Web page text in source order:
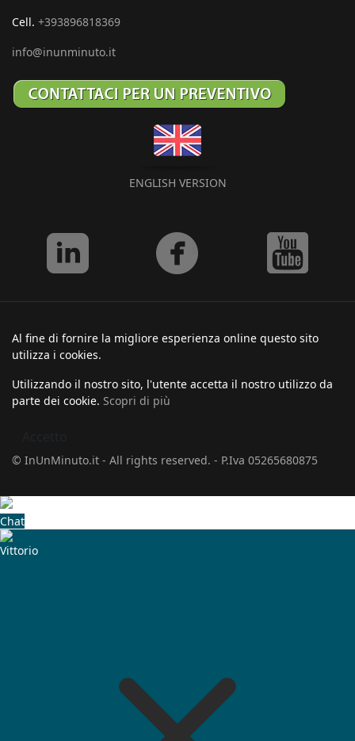
Cell. +393896818369
info@inunminuto.it
ENGLISH VERSION
Al fine di fornire la migliore esperienza online questo sito
utilizza i cookies.
Utilizzando il nostro sito, l'utente accetta il nostro utilizzo da
parte dei cookie. Scopri di più
© InUnMinuto.it - All rights reserved. - P.Iva 05265680875
Chat
Vittorio